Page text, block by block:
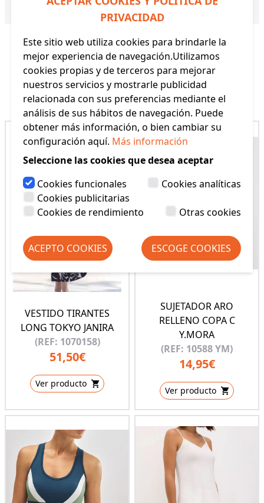
Referencia:32583 YM
Productos Relacionados
VESTIDO TIRANTES
LONG TOKYO JANIRA
(REF: 1070158)
51,50€
Ver producto
SUJETADOR ARO
RELLENO COPA C
Y.MORA
(REF: 10588 YM)
14,95€
Ver producto
PRIVACIDAD
Este sitio web utiliza cookies para brindarle la
mejor experiencia de navegación.Utilizamos
cookies propias y de terceros para mejorar
nuestros servicios y mostrarle publicidad
relacionada con sus preferencias mediante el
análisis de sus hábitos de navegación. Puede
obtener más información, o bien cambiar su
configuración aquí. Más información
Seleccione las cookies que desea aceptar
Cookies funcionales
Cookies analíticas
Cookies publicitarias
Cookies de rendimiento
Otras cookies
ACEPTO COOKIES ESCOGE COOKIES